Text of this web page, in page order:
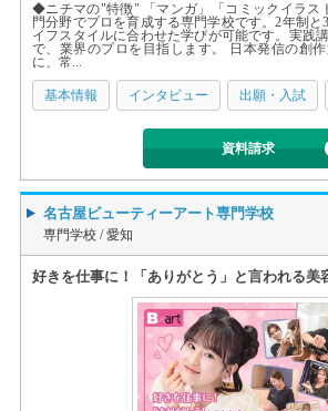
◆ニチマの"特徴" 「マンガ」「コミックイラス
門分野でプロを育成する専門学校です。2年制と
イフスタイルに合わせた学びが可能です。実践
で、業界のプロを目指します。 日本発信の創
に、常...
基本情報 インタビュー 出願・入試
資料請求
名古屋ビューティーアート専門学校
専門学校 /愛知
好きを仕事に！「ありがとう」と言われる美